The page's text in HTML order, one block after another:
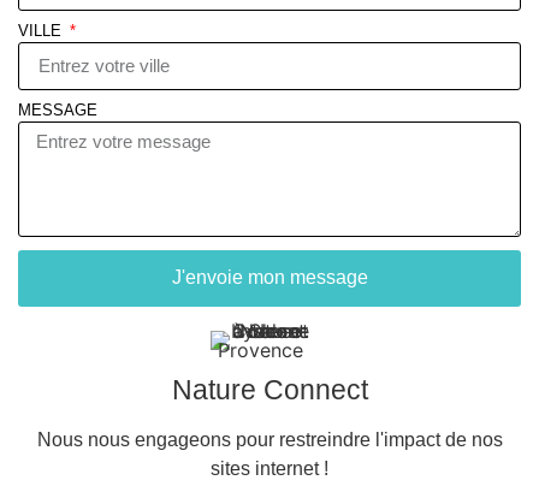
VILLE
MESSAGE
J'envoie mon message
Nature Connect
Nous nous engageons pour restreindre l'impact de nos
sites internet !